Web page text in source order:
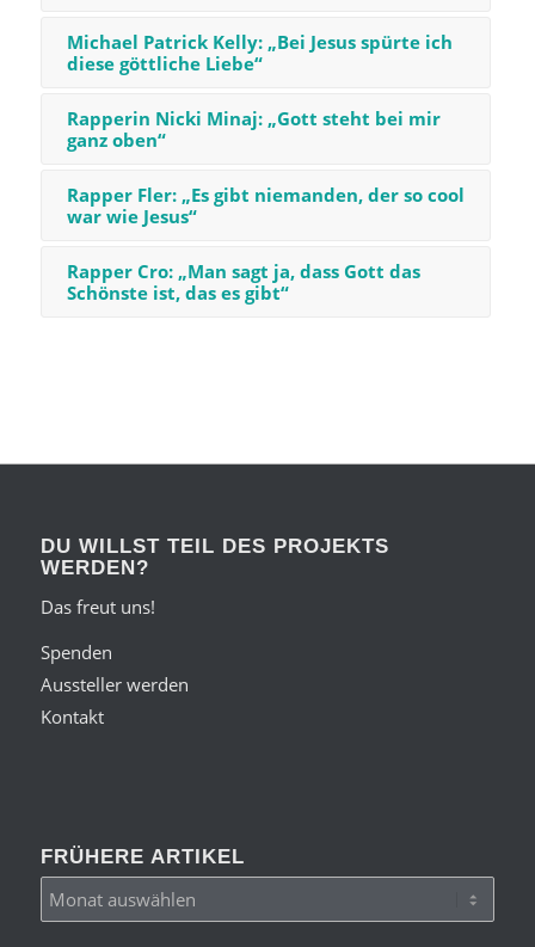
Michael Patrick Kelly: „Bei Jesus spürte ich
diese göttliche Liebe“
Rapperin Nicki Minaj: „Gott steht bei mir
ganz oben“
Rapper Fler: „Es gibt niemanden, der so cool
war wie Jesus“
Rapper Cro: „Man sagt ja, dass Gott das
Schönste ist, das es gibt“
DU WILLST TEIL DES PROJEKTS
WERDEN?
Das freut uns!
Spenden
Aussteller werden
Kontakt
FRÜHERE ARTIKEL